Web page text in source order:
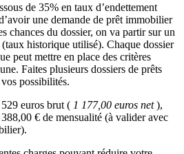
de 35% en taux d’endettement
une demande de prêt immobilier
chances du dossier, on va partir sur un
historique utilisé). Chaque dossier
peut mettre en place des critères
Faites plusieurs dossiers de prêts
possibilités.
euros brut ( 1 177,00 euros net),
€ de mensualité (à valider avec